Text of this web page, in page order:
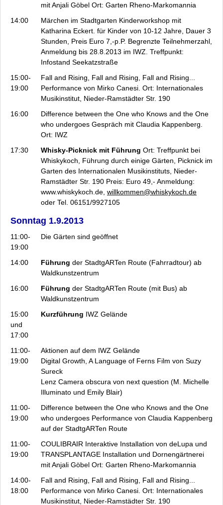
mit Anjali Göbel Ort: Garten Rheno-Markomannia
14:00
Märchen im Stadtgarten Kinderworkshop mit
Katharina Eckert. für Kinder von 10-12 Jahre, Dauer 3
Stunden, Preis Euro 7,-p.P. Begrenzte Teilnehmerzahl,
Anmeldung bis 28.8.2013 im IWZ. Treffpunkt:
Infostand Seekatzstraße
15:00-
19:00
Fall and Rising, Fall and Rising, Fall and Rising...
Performance von Mirko Canesi. Ort: Internationales
Musikinstitut, Nieder-Ramstädter Str. 190
16:00
Difference between the One who Knows and the One
who undergoes Gespräch mit Claudia Kappenberg.
Ort: IWZ
17:30
Whisky-Picknick mit Führung Ort: Treffpunkt bei
Whiskykoch, Führung durch einige Gärten, Picknick im
Garten des Internationalen Musikinstituts, Nieder-
Ramstädter Str. 190 Preis: Euro 49,- Anmeldung:
www.whiskykoch.de, willkommen@whiskykoch.de
oder Tel. 06151/9927105
Sonntag 1.9.2013
11:00-
19:00
Die Gärten sind geöffnet
14:00 Führung der StadtgARTen Route (Fahrradtour) ab
Waldkunstzentrum
16:00
Führung der StadtgARTen Route (mit Bus) ab
Waldkunstzentrum
15:00
und
17:00
Kurzführung IWZ Gelände
11:00-
19:00
Aktionen auf dem IWZ Gelände
Digital Growth, A Language of Ferns Film von Suzy
Sureck
Lenz Camera obscura von next question (M. Michelle
Illuminato und Emily Blair)
11:00-
19:00
Difference between the One who Knows and the One
who undergoes Performance von Claudia Kappenberg
auf der StadtgARTen Route
11:00-
19:00
COULIBRAIR Interaktive Installation von deLupa und
TRANSPLANTAGE Installation und Dornengärtnerei
mit Anjali Göbel Ort: Garten Rheno-Markomannia
14:00-
18:00
Fall and Rising, Fall and Rising, Fall and Rising...
Performance von Mirko Canesi. Ort: Internationales
Musikinstitut, Nieder-Ramstädter Str. 190